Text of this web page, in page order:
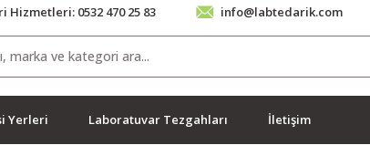
Hizmetleri: 0532 470 25 83 info@labtedarik.com
Yerleri Laboratuvar Tezgahları İletişim